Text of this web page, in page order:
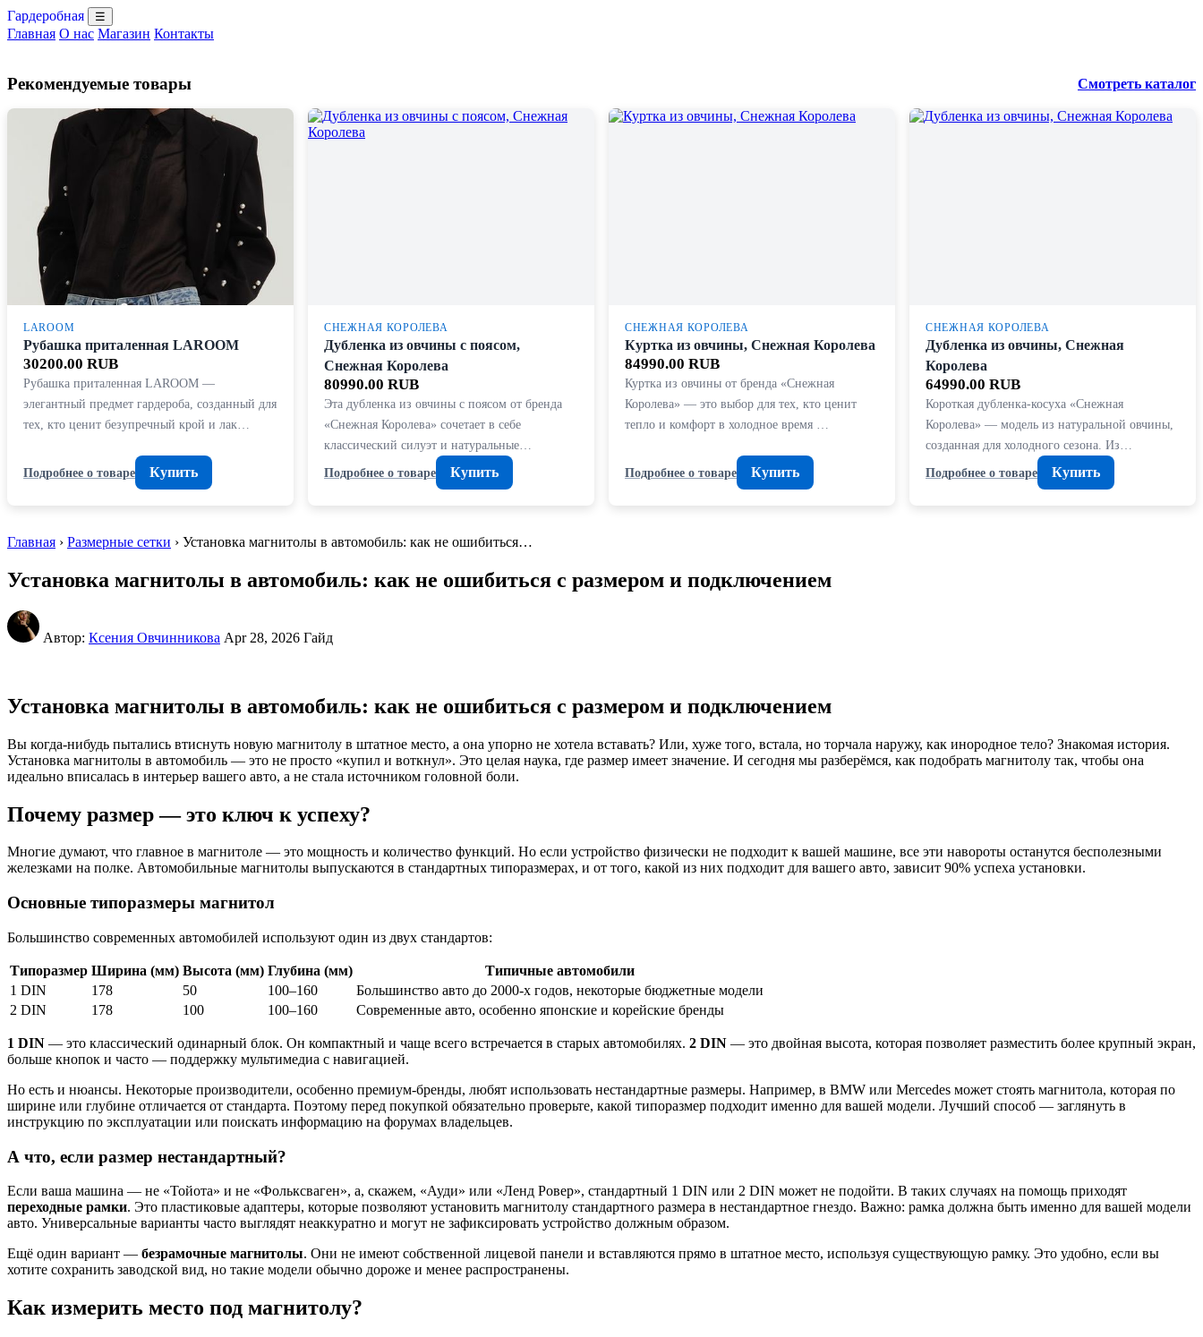
Гардеробная ☰
Главная О нас Магазин Контакты
Рекомендуемые товары Смотреть каталог
LAROOM
Рубашка приталенная LAROOM
30200.00 RUB
Рубашка приталенная LAROOM —
элегантный предмет гардероба, созданный для
тех, кто ценит безупречный крой и лак…
Подробнее о товаре Купить
СНЕЖНАЯ КОРОЛЕВА
Дубленка из овчины с поясом,
Снежная Королева
80990.00 RUB
Эта дубленка из овчины с поясом от бренда
«Снежная Королева» сочетает в себе
классический силуэт и натуральные…
Подробнее о товаре
Купить
СНЕЖНАЯ КОРОЛЕВА
Куртка из овчины, Снежная Королева
84990.00 RUB
Куртка из овчины от бренда «Снежная
Королева» — это выбор для тех, кто ценит
тепло и комфорт в холодное время …
Подробнее о товаре Купить
СНЕЖНАЯ КОРОЛЕВА
Дубленка из овчины, Снежная
Королева
64990.00 RUB
Короткая дубленка-косуха «Снежная
Королева» — модель из натуральной овчины,
созданная для холодного сезона. Из…
Подробнее о товаре
Купить
Главная › Размерные сетки › Установка магнитолы в автомобиль: как не ошибиться…
Установка магнитолы в автомобиль: как не ошибиться с размером и подключением
Автор: Ксения Овчинникова Apr 28, 2026 Гайд
Установка магнитолы в автомобиль: как не ошибиться с размером и подключением
Вы когда-нибудь пытались втиснуть новую магнитолу в штатное место, а она упорно не хотела вставать? Или, хуже того, встала, но торчала наружу, как инородное тело? Знакомая история.
Установка магнитолы в автомобиль — это не просто «купил и воткнул». Это целая наука, где размер имеет значение. И сегодня мы разберёмся, как подобрать магнитолу так, чтобы она
идеально вписалась в интерьер вашего авто, а не стала источником головной боли.
Почему размер — это ключ к успеху?
Многие думают, что главное в магнитоле — это мощность и количество функций. Но если устройство физически не подходит к вашей машине, все эти навороты останутся бесполезными
железками на полке. Автомобильные магнитолы выпускаются в стандартных типоразмерах, и от того, какой из них подходит для вашего авто, зависит 90% успеха установки.
Основные типоразмеры магнитол
Большинство современных автомобилей используют один из двух стандартов:
Типоразмер Ширина (мм) Высота (мм) Глубина (мм)
Типичные автомобили
1 DIN
178 50 100–160
Большинство авто до 2000-х годов, некоторые бюджетные модели
2 DIN
178 100 100–160 Современные авто, особенно японские и корейские бренды
1 DIN — это классический одинарный блок. Он компактный и чаще всего встречается в старых автомобилях. 2 DIN — это двойная высота, которая позволяет разместить более крупный экран,
больше кнопок и часто — поддержку мультимедиа с навигацией.
Но есть и нюансы. Некоторые производители, особенно премиум-бренды, любят использовать нестандартные размеры. Например, в BMW или Mercedes может стоять магнитола, которая по
ширине или глубине отличается от стандарта. Поэтому перед покупкой обязательно проверьте, какой типоразмер подходит именно для вашей модели. Лучший способ — заглянуть в
инструкцию по эксплуатации или поискать информацию на форумах владельцев.
А что, если размер нестандартный?
Если ваша машина — не «Тойота» и не «Фольксваген», а, скажем, «Ауди» или «Ленд Ровер», стандартный 1 DIN или 2 DIN может не подойти. В таких случаях на помощь приходят
переходные рамки. Это пластиковые адаптеры, которые позволяют установить магнитолу стандартного размера в нестандартное гнездо. Важно: рамка должна быть именно для вашей модели
авто. Универсальные варианты часто выглядят неаккуратно и могут не зафиксировать устройство должным образом.
Ещё один вариант — безрамочные магнитолы. Они не имеют собственной лицевой панели и вставляются прямо в штатное место, используя существующую рамку. Это удобно, если вы
хотите сохранить заводской вид, но такие модели обычно дороже и менее распространены.
Как измерить место под магнитолу?